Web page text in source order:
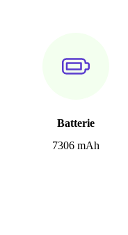
Batterie
7306 mAh